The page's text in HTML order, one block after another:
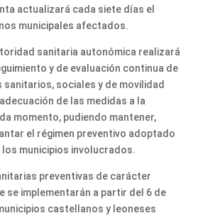
actualizará cada siete días el
municipales afectados.
sanitaria autonómica realizará
y de evaluación continua de
sanitarios, sociales y de movilidad
de las medidas a la
momento, pudiendo mantener,
el régimen preventivo adoptado
los municipios involucrados.
preventivas de carácter
se implementarán a partir del 6 de
castellanos y leoneses